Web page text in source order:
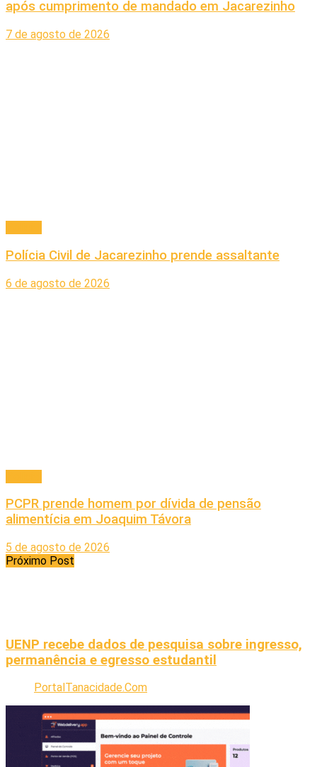
após cumprimento de mandado em Jacarezinho
7 de agosto de 2026
Polícia Civil de Jacarezinho prende assaltante
6 de agosto de 2026
PCPR prende homem por dívida de pensão
alimentícia em Joaquim Távora
5 de agosto de 2026
Próximo Post
UENP recebe dados de pesquisa sobre ingresso,
permanência e egresso estudantil
PortalTanacidade.Com